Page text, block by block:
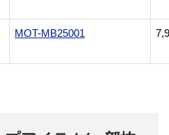
MOT-MB25001